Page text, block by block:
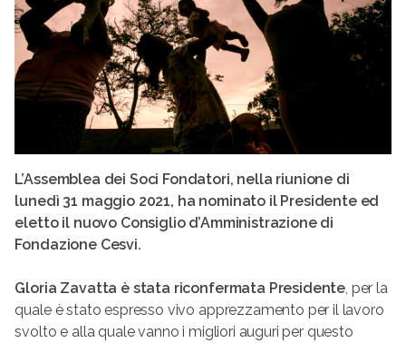
L’Assemblea dei Soci Fondatori, nella riunione di
lunedì 31 maggio 2021, ha nominato il Presidente ed
eletto il nuovo Consiglio d’Amministrazione di
Fondazione Cesvi.
Gloria Zavatta è stata riconfermata Presidente , per la
quale è stato espresso vivo apprezzamento per il lavoro
svolto e alla quale vanno i migliori auguri per questo